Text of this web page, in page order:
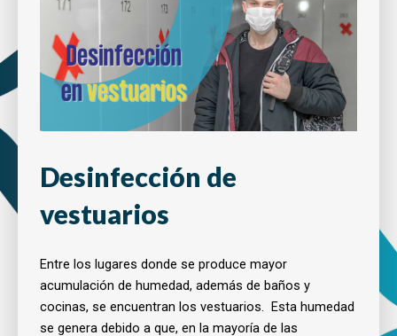
Desinfección de
vestuarios
Entre los lugares donde se produce mayor
acumulación de humedad, además de baños y
cocinas, se encuentran los vestuarios. Esta humedad
se genera debido a que, en la mayoría de las